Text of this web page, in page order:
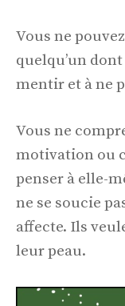
Vous ne
quelqu’un
mentir et à ne
Vous ne
motivation ou
penser à elle-
ne se soucie
affecte. Ils
leur peau.